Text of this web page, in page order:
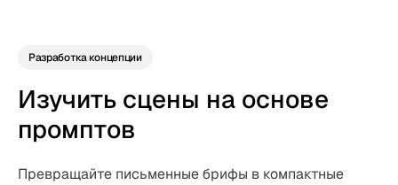
Разработка концепции
Изучить сцены на основе
промптов
Превращайте письменные брифы в компактные